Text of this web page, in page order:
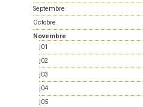
Septembre
Octobre
Novembre
j01
j02
j03
j04
j05